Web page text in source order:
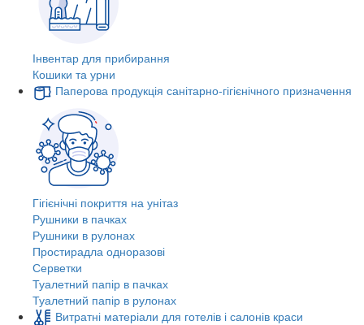
Інвентар для прибирання
Кошики та урни
Паперова продукція санітарно-гігієнічного призначення
Гігієнічні покриття на унітаз
Рушники в пачках
Рушники в рулонах
Простирадла одноразові
Серветки
Туалетний папір в пачках
Туалетний папір в рулонах
Витратні матеріали для готелів і салонів краси